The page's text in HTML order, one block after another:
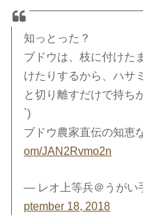
知っとった？
ブドウは、枝に付けた
けたりするから、ハサ
と切り離すだけで持
`)
ブドウ農家直伝の知恵
om/JAN2Rvmo2n
— レオ上等兵＠うがい
ptember 18, 2018